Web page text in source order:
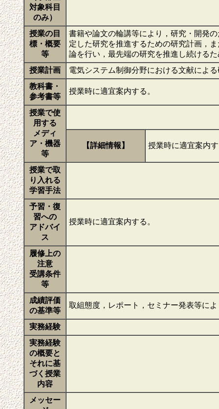
対象科目
のみ）
授業の目
標・概要
等
書籍や論文の輪講等により，研究・開発
定した研究を推進するための研究計画，
論を行い，最先端の研究を推進し続ける
授業計画
電気システム制御分野における文献によ
教科書・
参考書等
授業時に適宜案内する。
授業で使
用する
メディ
ア・機器
等
【詳細情報】 授業時に適宜案内
授業で取
り入れる
学習手法
予習・復
習への
アドバイ
ス
授業時に適宜案内する。
履修上の
注意
受講条件
等
成績評価
の基準等
取組態度，レポート，セミナー発表等に
実務経験
実務経験
の概要と
それに基
づく授業
内容
メッセー